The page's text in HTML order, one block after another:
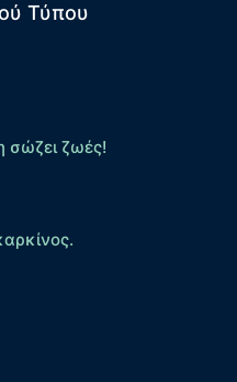
Τύπου
σώζει ζωές!